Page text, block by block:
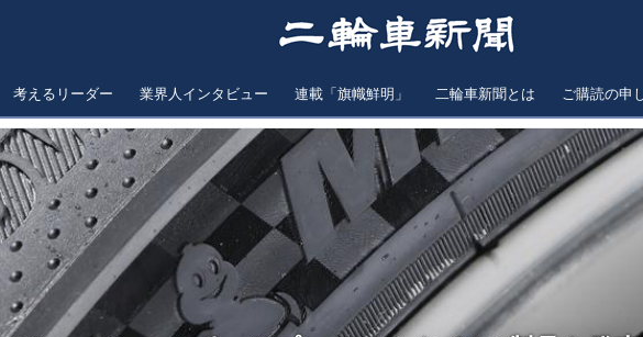
考えるリーダー 業界人インタビュー 連載「旗幟鮮明」 二輪車新聞とは ご購読の申